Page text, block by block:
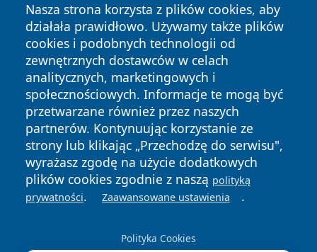
Nasza strona korzysta z plików cookies, aby
działała prawidłowo. Używamy także plików
cookies i podobnych technologii od
zewnętrznych dostawców w celach
analitycznych, marketingowych i
społecznościowych. Informacje te mogą być
przetwarzane również przez naszych
partnerów. Kontynuując korzystanie ze
strony lub klikając „Przechodzę do serwisu",
wyrażasz zgodę na użycie dodatkowych
plików cookies zgodnie z naszą polityką
prywatności. Zaawansowane ustawienia .
Polityka Cookies
Copyright © 2026 faktyrzeszow.pl Wszystkie prawa
zastrzeżone.
News Autorzy
Polityka
Prywatności
Polityka
Cookies